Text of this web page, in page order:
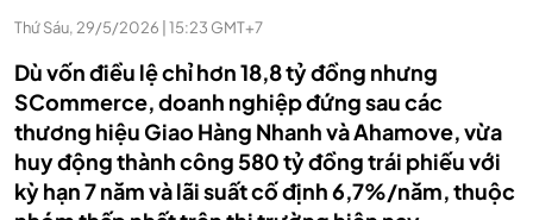
Thứ Sáu, 29/5/2026 | 15:23 GMT+7
Dù vốn điều lệ chỉ hơn 18,8 tỷ đồng nhưng
SCommerce, doanh nghiệp đứng sau các
thương hiệu Giao Hàng Nhanh và Ahamove, vừa
huy động thành công 580 tỷ đồng trái phiếu với
kỳ hạn 7 năm và lãi suất cố định 6,7%/năm, thuộc